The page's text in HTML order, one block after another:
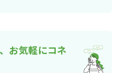
お気軽にコネ